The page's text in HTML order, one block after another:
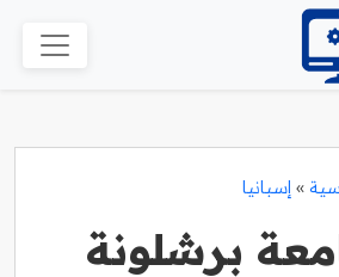
» إسبانيا
برشلونة